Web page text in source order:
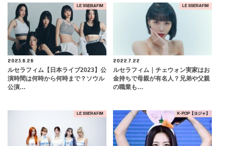
LE SSERAFIM
2023.8.28
ルセラフィム【日本ライブ2023】公
演時間は何時から何時まで？ソウル
公演…
LE SSERAFIM
2022.7.22
ルセラフィム｜チェウォン実家はお
金持ちで母親が有名人？兄弟や父親
の職業も…
LE SSERAFIM K-POP【ヨジャ】